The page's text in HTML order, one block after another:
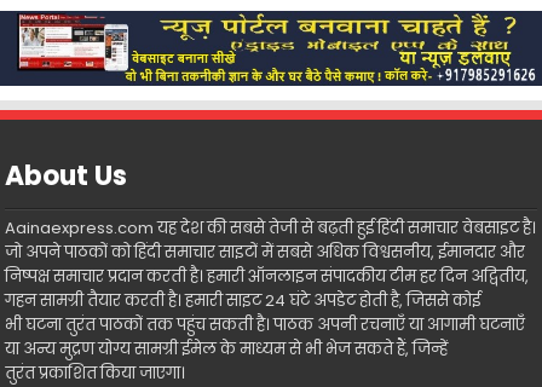
About Us
Aainaexpress.com यह देश की सबसे तेजी से बढ़ती हुई हिंदी समाचार वेबसाइट है।
जो अपने पाठकों को हिंदी समाचार साइटों में सबसे अधिक विश्वसनीय, ईमानदार और
निष्पक्ष समाचार प्रदान करती है। हमारी ऑनलाइन संपादकीय टीम हर दिन अद्वितीय,
गहन सामग्री तैयार करती है। हमारी साइट 24 घंटे अपडेट होती है, जिससे कोई
भी घटना तुरंत पाठकों तक पहुंच सकती है। पाठक अपनी रचनाएँ या आगामी घटनाएँ
या अन्य मुद्रण योग्य सामग्री ईमेल के माध्यम से भी भेज सकते हैं, जिन्हें
तुरंत प्रकाशित किया जाएगा।